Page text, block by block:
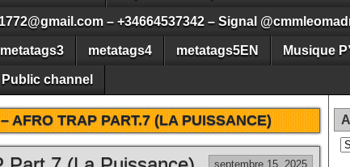
– +34664537342 – Signal
metatags3 metatags4 metatags5EN Musique
channel
AFRO TRAP PART.7 (LA PUISSANCE)
septembre 15, 2025